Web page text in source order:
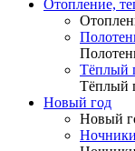
Отопление,
Тёплый
Тёплый
Новый год
Новый